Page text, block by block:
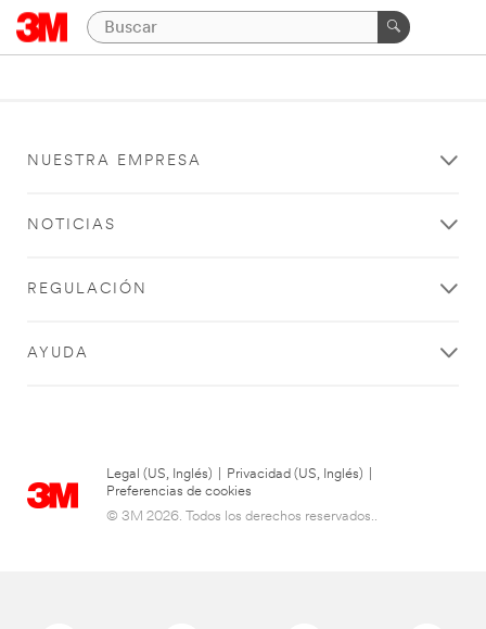
NUESTRA EMPRESA
NOTICIAS
REGULACIÓN
AYUDA
Legal (US, Inglés) Privacidad (US, Inglés)
Preferencias de cookies
© 3M 2026. Todos los derechos reservados..